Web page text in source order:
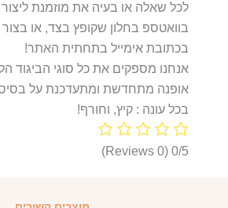
לכל שאלה או בעיה את מוזמנת
בוואטספ בחלון שקופץ בצד, או
בכתובת אימייל בתחתית האתר!
אנחנו מספקים את כל סוגי הביגוד
אופנה מתחדשת ומתעדכנת על בסיס
בכל עונה : קיץ, וחורף!
0/5
(0 Reviews)